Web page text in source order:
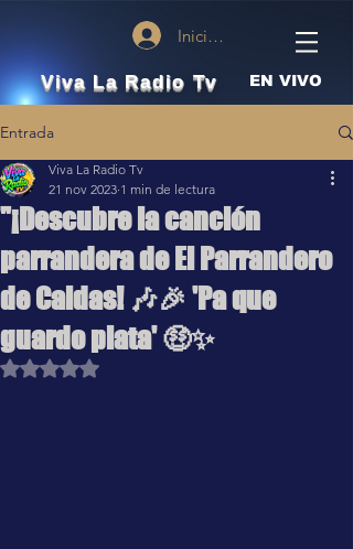
Iniciar sesión
Viva La Radio Tv EN VIVO
Entrada
"¡Descubre la canción
parrandera de El Parrandero
de Caldas! 🎶🎉 'Pa que
guardo plata' 🤑✨
Viva La Radio Tv
21 nov 2023 1 min de lectura
Obtuvo NaN de 5 estrellas.